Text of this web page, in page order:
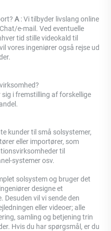
A : Vi tilbyder livslang online
e-mail. Ved eventuelle
tid stille videokald til
vores ingeniører også rejse ud
sig i fremstilling af forskellige
kunder til små solsystemer,
eller importører, som
til
systemer osv.
solsystem og bruger det
designe et
vil vi sende den
eller videoer; alle
samling og betjening trin
Hvis du har spørgsmål, er du